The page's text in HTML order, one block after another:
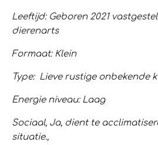
Leeftijd: Geboren 2021
dierenarts
Formaat: Klein
Type: Lieve rustige onbekende
Energie niveau: Laag
Sociaal, Ja, dient te
situatie.,